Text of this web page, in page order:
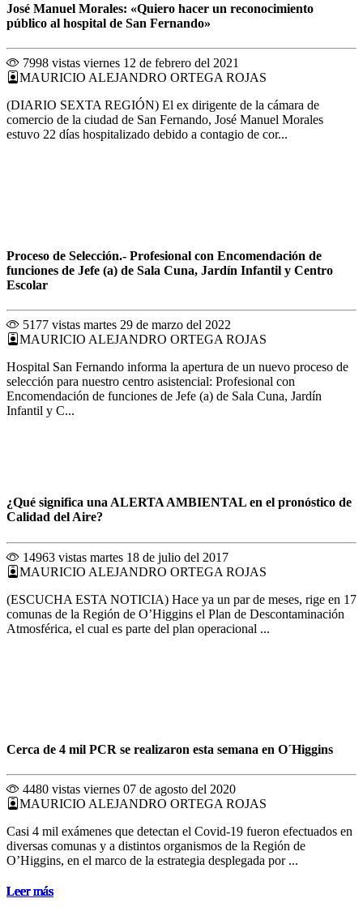
Leer más
Leer más
Leer más
Leer más
Leer más
Leer más
José Manuel Morales: «Quiero hacer un reconocimiento
público al hospital de San Fernando»
7998 vistas viernes 12 de febrero del 2021
MAURICIO ALEJANDRO ORTEGA ROJAS
(DIARIO SEXTA REGIÓN) El ex dirigente de la cámara de
comercio de la ciudad de San Fernando, José Manuel Morales
estuvo 22 días hospitalizado debido a contagio de cor...
Leer más
Proceso de Selección.- Profesional con Encomendación de
funciones de Jefe (a) de Sala Cuna, Jardín Infantil y Centro
Escolar
5177 vistas martes 29 de marzo del 2022
MAURICIO ALEJANDRO ORTEGA ROJAS
Hospital San Fernando informa la apertura de un nuevo proceso de
selección para nuestro centro asistencial: Profesional con
Encomendación de funciones de Jefe (a) de Sala Cuna, Jardín
Infantil y C...
Leer más
¿Qué significa una ALERTA AMBIENTAL en el pronóstico de
Calidad del Aire?
14963 vistas martes 18 de julio del 2017
MAURICIO ALEJANDRO ORTEGA ROJAS
(ESCUCHA ESTA NOTICIA) Hace ya un par de meses, rige en 17
comunas de la Región de O’Higgins el Plan de Descontaminación
Atmosférica, el cual es parte del plan operacional ...
Leer más
Cerca de 4 mil PCR se realizaron esta semana en O´Higgins
4480 vistas viernes 07 de agosto del 2020
MAURICIO ALEJANDRO ORTEGA ROJAS
Casi 4 mil exámenes que detectan el Covid-19 fueron efectuados en
diversas comunas y a distintos organismos de la Región de
O’Higgins, en el marco de la estrategia desplegada por ...
Leer más
Leer más
Leer más